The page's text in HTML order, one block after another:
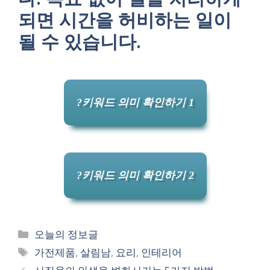
되면 시간을 허비하는 일이
될 수 있습니다.
?키워드 의미 확인하기 1
?키워드 의미 확인하기 2
카
테
고
오늘의 정보글
태
그
가전제품,살림남, 요리, 인테리어